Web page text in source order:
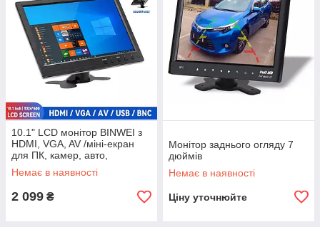
10.1" LCD монітор BINWEI з
HDMI, VGA, AV /міні-екран
для ПК, камер, авто,
мультимедіа
Немає в наявності
2 099 ₴
Монітор заднього огляду 7
дюймів
Немає в наявності
Ціну уточнюйте